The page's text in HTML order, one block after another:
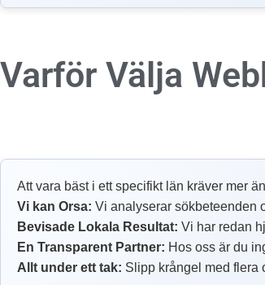
Varför Välja
Att vara bäst i ett specifikt län kräver mer
Vi kan Orsa: Vi analyserar sökbeteenden
Bevisade Lokala Resultat: Vi har redan
En Transparent Partner: Hos oss är du
Allt under ett tak: Slipp krångel med flera